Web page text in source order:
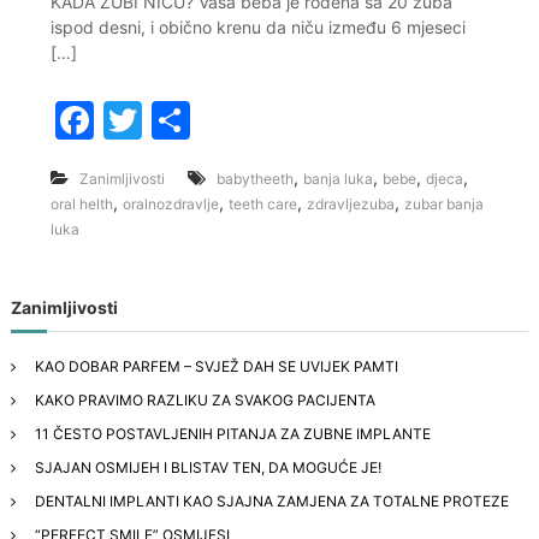
ispod desni, i obično krenu da niču između 6 mjeseci
[…]
F
c
o
o
k
T
itt
S
h
ar
Zanimljivosti babytheeth, banja luka, bebe, djeca,
oral helth, oralnozdravlje, teeth care, zdravljezuba, zubar banja
luka
Zanimljivosti
KAO DOBAR PARFEM – SVJEŽ DAH SE UVIJEK PAMTI
KAKO PRAVIMO RAZLIKU ZA SVAKOG PACIJENTA
11 ČESTO POSTAVLJENIH PITANJA ZA ZUBNE IMPLANTE
SJAJAN OSMIJEH I BLISTAV TEN, DA MOGUĆE JE!
DENTALNI IMPLANTI KAO SJAJNA ZAMJENA ZA TOTALNE PROTEZE
“PERFECT SMILE” OSMIJESI